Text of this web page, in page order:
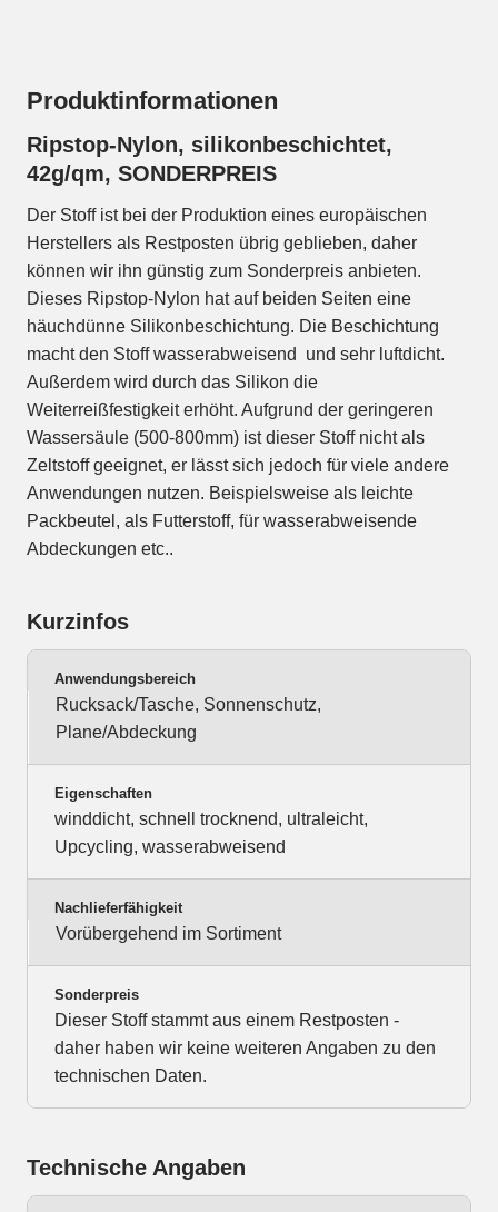
Produktinformationen
Ripstop-Nylon, silikonbeschichtet,
42g/qm, SONDERPREIS
Der Stoff ist bei der Produktion eines europäischen
Herstellers als Restposten übrig geblieben, daher
können wir ihn günstig zum Sonderpreis anbieten.
Dieses Ripstop-Nylon hat auf beiden Seiten eine
häuchdünne Silikonbeschichtung. Die Beschichtung
macht den Stoff wasserabweisend und sehr luftdicht.
Außerdem wird durch das Silikon die
Weiterreißfestigkeit erhöht. Aufgrund der geringeren
Wassersäule (500-800mm) ist dieser Stoff nicht als
Zeltstoff geeignet, er lässt sich jedoch für viele andere
Anwendungen nutzen. Beispielsweise als leichte
Packbeutel, als Futterstoff, für wasserabweisende
Abdeckungen etc..
Kurzinfos
Anwendungsbereich
Rucksack/Tasche, Sonnenschutz,
Plane/Abdeckung
Eigenschaften
winddicht, schnell trocknend, ultraleicht,
Upcycling, wasserabweisend
Nachlieferfähigkeit
Vorübergehend im Sortiment
Sonderpreis
Dieser Stoff stammt aus einem Restposten -
daher haben wir keine weiteren Angaben zu den
technischen Daten.
Technische Angaben